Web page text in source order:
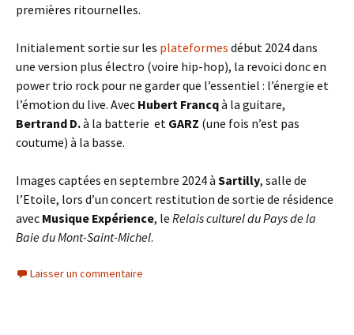
premières ritournelles.
Initialement sortie sur les plateformes début 2024 dans
une version plus électro (voire hip-hop), la revoici donc en
power trio rock pour ne garder que l’essentiel : l’énergie et
l’émotion du live. Avec Hubert Francqà la guitare,
Bertrand D.à la batterie et GARZ (une fois n’est pas
coutume) à la basse.
Images captées en septembre 2024 à Sartilly, salle de
l’Etoile, lors d’un concert restitution de sortie de résidence
avec Musique Expérience, le Relais culturel du Pays de la
Baie du Mont-Saint-Michel.
Laisser un commentaire